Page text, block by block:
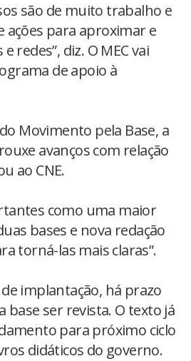
são de muito trabalho e
ações para aproximar e
redes”, diz. O MEC vai
de apoio à
Movimento pela Base, a
avanços com relação
ao CNE.
como uma maior
bases e nova redação
torná-las mais claras”.
implantação, há prazo
base ser revista. O texto já
para próximo ciclo
didáticos do governo.